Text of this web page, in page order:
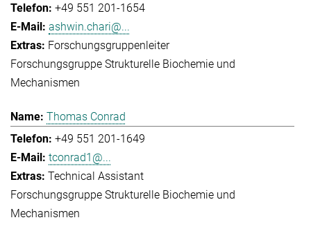
+49 551 201-1654
ashwin.chari@...
Forschungsgruppenleiter
Forschungsgruppe Strukturelle Biochemie und
Mechanismen
Thomas Conrad
+49 551 201-1649
tconrad1@...
Technical Assistant
Forschungsgruppe Strukturelle Biochemie und
Mechanismen